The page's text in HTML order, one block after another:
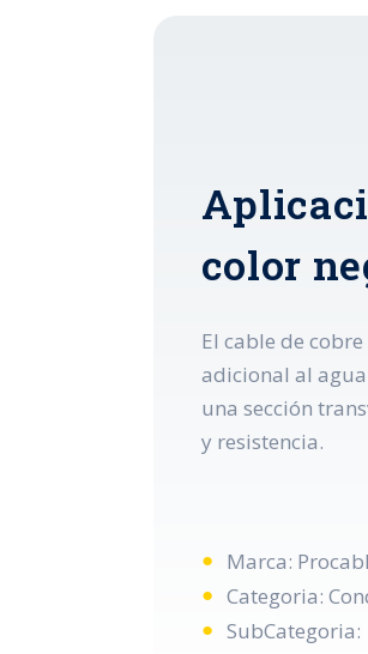
color
El cable de
adicional al
una sección
y resistencia.
Marca:
Categoria: